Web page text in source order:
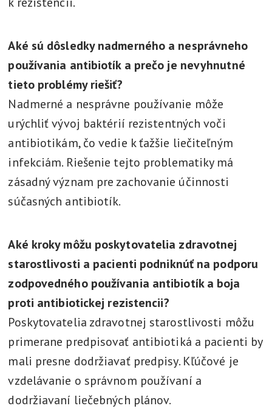
Aké sú dôsledky nadmerného a nesprávneho
používania antibiotík a prečo je nevyhnutné
tieto problémy riešiť?
Nadmerné a nesprávne používanie môže
urýchliť vývoj baktérií rezistentných voči
antibiotikám, čo vedie k ťažšie liečiteľným
infekciám. Riešenie tejto problematiky má
zásadný význam pre zachovanie účinnosti
súčasných antibiotík.
Aké kroky môžu poskytovatelia zdravotnej
starostlivosti a pacienti podniknúť na podporu
zodpovedného používania antibiotík a boja
proti antibiotickej rezistencii?
Poskytovatelia zdravotnej starostlivosti môžu
primerane predpisovať antibiotiká a pacienti by
mali presne dodržiavať predpisy. Kľúčové je
vzdelávanie o správnom používaní a
dodržiavaní liečebných plánov.